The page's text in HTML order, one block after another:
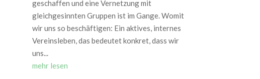
geschaffen und eine Vernetzung mit
gleichgesinnten Gruppen ist im Gange. Womit
wir uns so beschäftigen: Ein aktives, internes
Vereinsleben, das bedeutet konkret, dass wir
uns...
mehr lesen